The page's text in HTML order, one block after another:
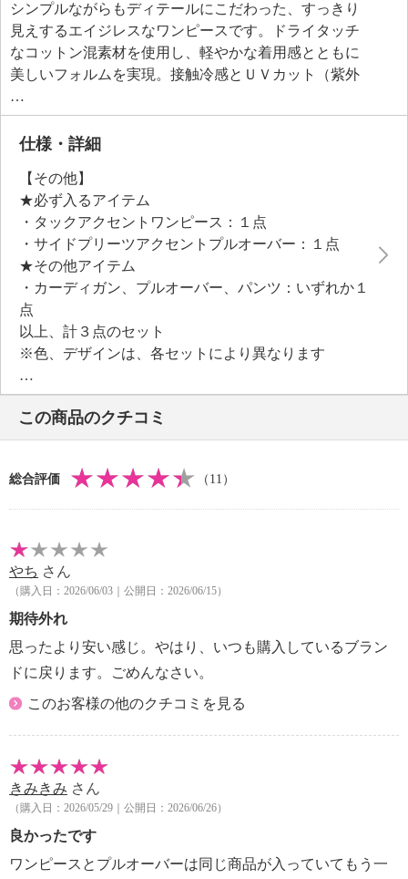
シンプルながらもディテールにこだわった、すっきり
見えするエイジレスなワンピースです。ドライタッチ
なコットン混素材を使用し、軽やかな着用感とともに
美しいフォルムを実現。接触冷感とＵＶカット（紫外
線遮蔽率９５％以上）機能を備え、暑い季節も快適に
過ごせそう。付属の共布ベルトでウエストをマークし
て、よりきちんと感のあるスタイルで着こなしたり、
＜プルオーバー＞
シルケット加工をほどこした、コットン１００％のス
ムースカットソー素材をメインに使用しました。表面
がなめらかで非常に上品に見える艶感があり、さらり
とした着心地。脇部分には微光沢のヴィンテージ風サ
テンをプリーツ加工して切り替えることで、動きのあ
る立体的なフォルムを実現しました。
●縫付、下げ札の表示が異なる商品が入る場合がありま
す
М ：９、Ｍ
ＬＬ：１３、ＬＬ
仕様・詳細
【その他】
★必ず入るアイテム
・タックアクセントワンピース：１点
・サイドプリーツアクセントプルオーバー：１点
★その他アイテム
・カーディガン、プルオーバー、パンツ：いずれか１
点
以上、計３点のセット
※色、デザインは、各セットにより異なります
※色、デザイン選択不可
＜タックアクセントワンピース＞
【詳細】
・裏地：なし
・裾スリット：なし
・ベルト通し：あり、２個
【付属品】
・共布ベルト
【素材】
・綿６３％、ナイロン３２％、ポリウレタン５％
【メンテナンス（絵表示ラベル）】
・洗濯機：可
・漂白処理：塩素系・酸素系漂白不可
・アイロン仕上げ：可（中温）
・ドライクリーニング：石油系ドライクリーニング可
・ウエットクリーニング：可
【メンテナンス（ケアラベル）】
・長時間照射による変退色注意
この商品のクチコミ
総合評価 （11）
やち さん
（購入日：2026/06/03｜公開日：2026/06/15）
期待外れ
思ったより安い感じ。やはり、いつも購入しているブラン
ドに戻ります。ごめんなさい。
このお客様の他のクチコミを見る
きみきみ さん
（購入日：2026/05/29｜公開日：2026/06/26）
良かったです
ワンピースとプルオーバーは同じ商品が入っていてもう一